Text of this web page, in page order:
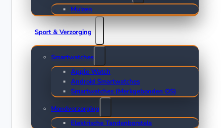
Muizen
Sport & Verzorging
Smartwatches
Apple Watch
Android Smartwatches
Smartwatches (Merkgebonden OS)
Mondverzorging
Elektrische Tandenborstels